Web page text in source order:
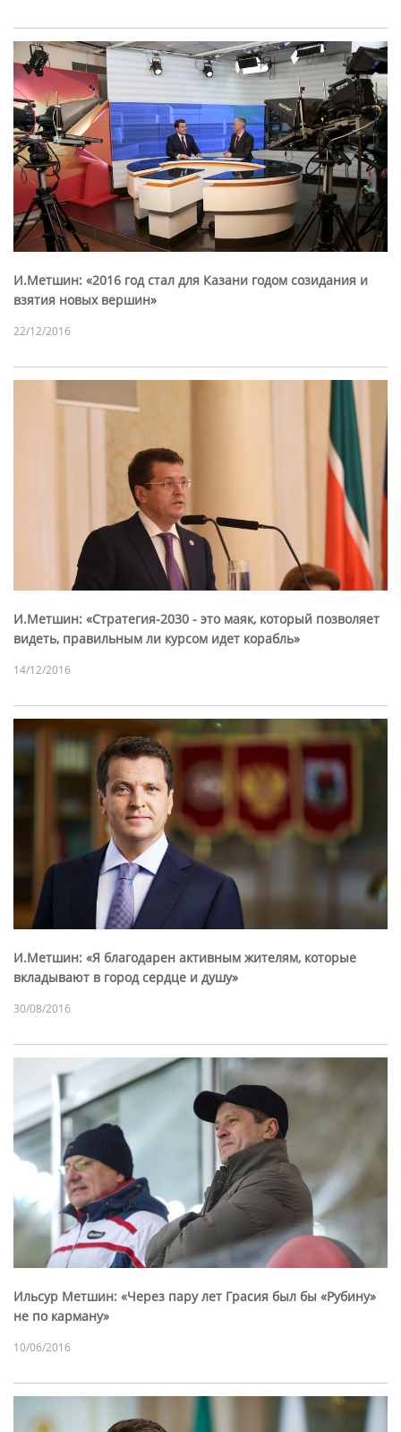
И.Метшин: «2016 год стал для Казани годом созидания и
взятия новых вершин»
22/12/2016
И.Метшин: «Стратегия-2030 - это маяк, который позволяет
видеть, правильным ли курсом идет корабль»
14/12/2016
И.Метшин: «Я благодарен активным жителям, которые
вкладывают в город сердце и душу»
30/08/2016
Ильсур Метшин: «Через пару лет Грасия был бы «Рубину»
не по карману»
10/06/2016